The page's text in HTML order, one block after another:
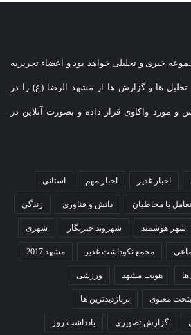
خبری و تحلیلی خواهد بود و اعضاء تحریریه
تحلیل ها و گزارش ها از مشهد الرضا (ع) را در
و مورد واکاوی قرار داده و بصورت آنلاین در
اخبار غدیر اخبار مهم استانی
تعامل با مخاطبان دانش و فناوری زندگی
شهر هوشمند شهروند خبرنگار شهری
مجمع نکوداشت غدیر مشهد 2017
هویت مشهد ورزشی
معنوی پربازدیدترین ها
گزارش تصویری یادداشت روز